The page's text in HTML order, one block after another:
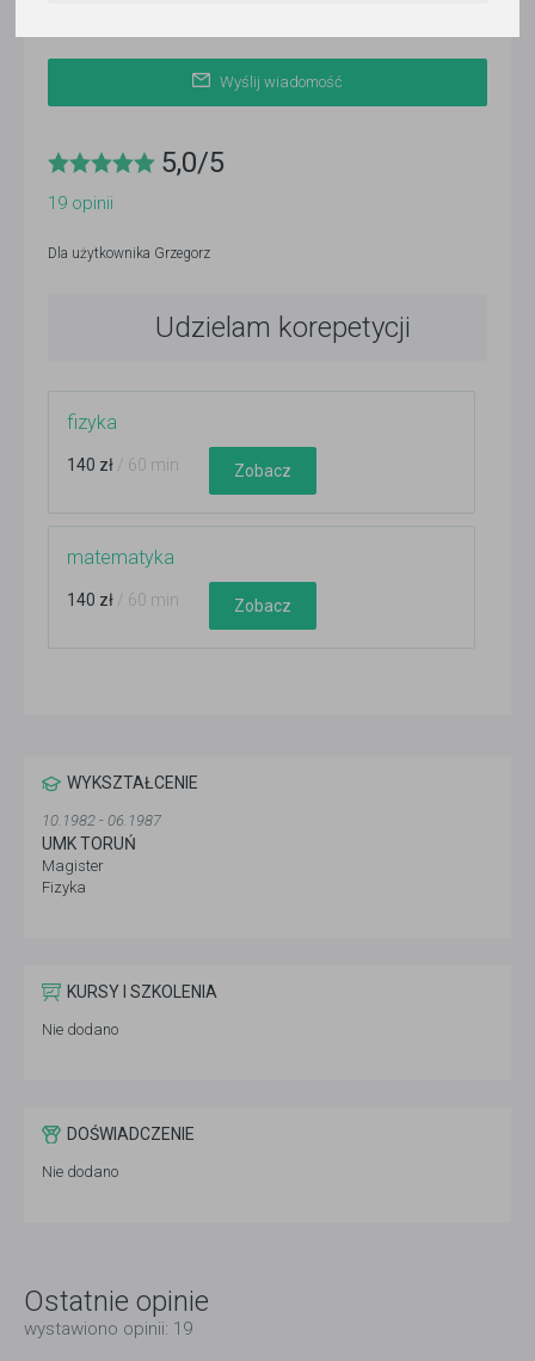
Wyślij wiadomość
5,0/5
19 opinii
Dla użytkownika Grzegorz
Udzielam korepetycji
fizyka
140 zł / 60 min Zobacz
matematyka
140 zł / 60 min Zobacz
WYKSZTAŁCENIE
10.1982 - 06.1987
UMK TORUŃ
Magister
Fizyka
KURSY I SZKOLENIA
Nie dodano
DOŚWIADCZENIE
Nie dodano
Ostatnie opinie
wystawiono opinii: 19